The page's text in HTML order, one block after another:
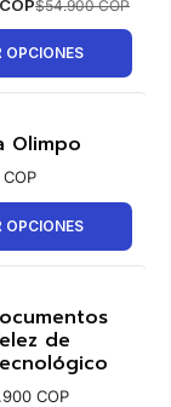
$54.900 COP
OPCIONES
Olimpo
OPCIONES
de
COP